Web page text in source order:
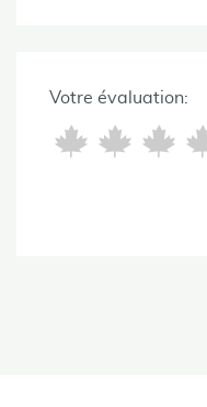
Votre évaluation: